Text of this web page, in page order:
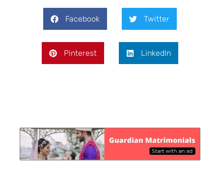
Facebook Twitter
Pinterest LinkedIn